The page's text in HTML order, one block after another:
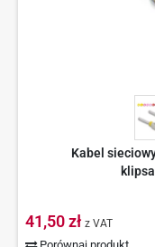
Kabel
41,50 zł z VAT